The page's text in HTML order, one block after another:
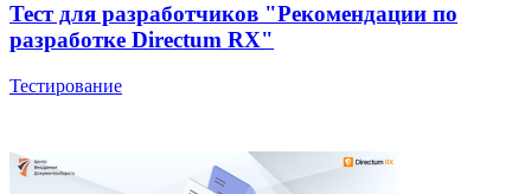
Тест для разработчиков "Рекомендации по
разработке Directum RX"
Тестирование